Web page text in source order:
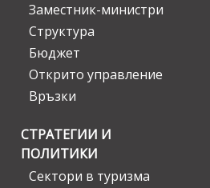
Заместник-министри
Структура
Бюджет
Открито управление
Връзки
СТРАТЕГИИ И
ПОЛИТИКИ
Сектори в туризма